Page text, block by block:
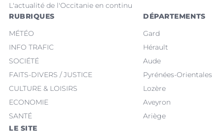
L'actualité de l'Occitanie en continu
RUBRIQUES
MÉTÉO
INFO TRAFIC
SOCIÉTÉ
FAITS-DIVERS / JUSTICE
CULTURE & LOISIRS
ECONOMIE
SANTÉ
DÉPARTEMENTS
Gard
Hérault
Aude
Pyrénées-Orientales
Lozère
Aveyron
Ariège
LE SITE